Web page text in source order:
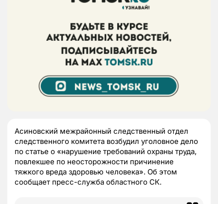
Асиновский межрайонный следственный отдел
следственного комитета возбудил уголовное дело
по статье о «нарушение требований охраны труда,
повлекшее по неосторожности причинение
тяжкого вреда здоровью человека». Об этом
сообщает пресс-служба областного СК.